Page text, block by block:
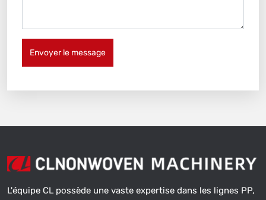
Envoyer le message
L'équipe CL possède une vaste expertise dans les lignes PP,